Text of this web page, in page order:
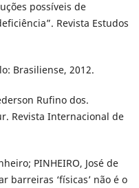
possíveis de
Revista Estudos
Brasiliense, 2012.
Rufino dos.
Revista Internacional de
PINHEIRO, José de
barreiras ‘físicas’ não é o